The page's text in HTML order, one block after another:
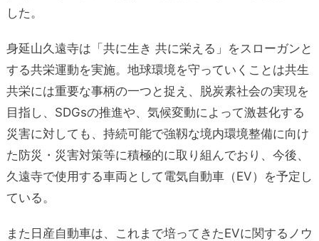
した。
身延山久遠寺は「共に生き 共に栄える」をスローガンと
する共栄運動を実施。地球環境を守っていくことは共生
共栄には重要な事柄の一つと捉え、脱炭素社会の実現を
目指し、SDGsの推進や、気候変動によって激甚化する
災害に対しても、持続可能で強靱な境内環境整備に向け
た防災・災害対策等に積極的に取り組んでおり、今後、
久遠寺で使用する車両として電気自動車（EV）を予定し
ている。
また日産自動車は、これまで培ってきたEVに関するノウ